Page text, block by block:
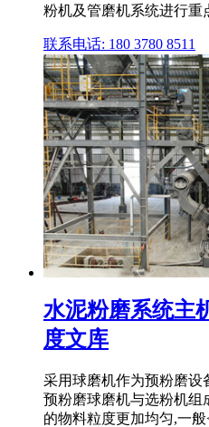
粉机及管磨机系统进行重
联系电话: 180 3780 8511
水泥粉磨系统主
度文库
采用球磨机作为预粉磨设
预粉磨球磨机与选粉机组
的物料粒度更加均匀,一